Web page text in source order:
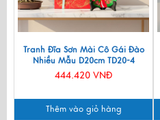
Tranh Đĩa Sơn Mài Cô Gái Đào
Nhiều Mẫu D20cm TD20-4
444.420 VNĐ
Thêm vào giỏ hàng